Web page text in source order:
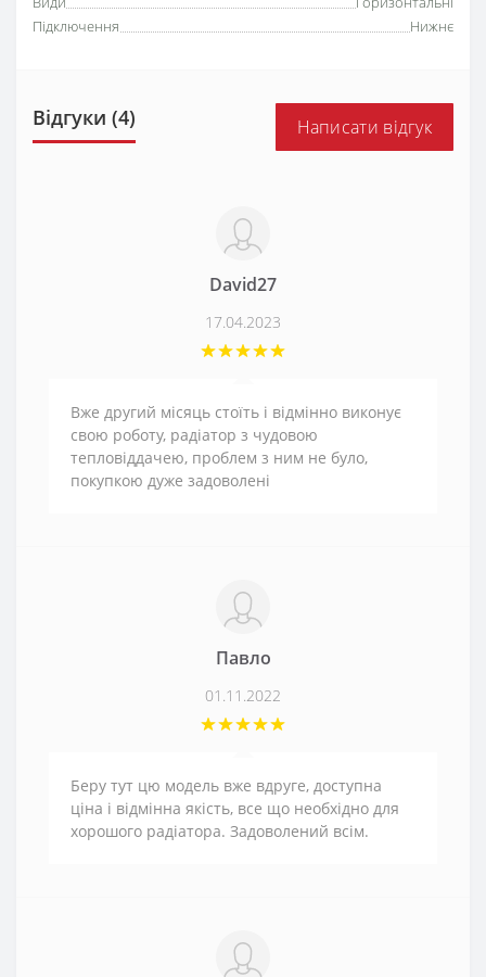
Підключення
Нижнє
Відгуки (4) Написати відгук
David27
17.04.2023
Вже другий місяць стоїть і відмінно виконує
свою роботу, радіатор з чудовою
тепловіддачею, проблем з ним не було,
покупкою дуже задоволені
Павло
01.11.2022
Беру тут цю модель вже вдруге, доступна
ціна і відмінна якість, все що необхідно для
хорошого радіатора. Задоволений всім.